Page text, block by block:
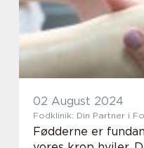
02 August 2024
Fodklinik: Din Partner i
Fødderne er